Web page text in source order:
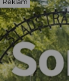
Reklam